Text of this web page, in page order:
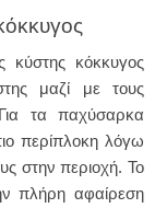
κύστης κόκκυγος
μαζί με τους
τα παχύσαρκα
περίπλοκη λόγω
στην περιοχή. Το
πλήρη αφαίρεση